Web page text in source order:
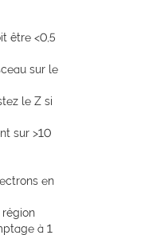
être <0,5
sur le
le Z si
sur >10
en
région
à 1